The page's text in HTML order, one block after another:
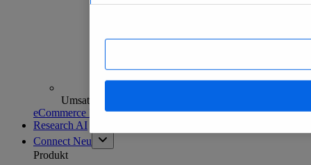
Umsatzanalysen und -prognosen
eCommerce Insights entdecken
Research AI
Connect Neu
Produkt